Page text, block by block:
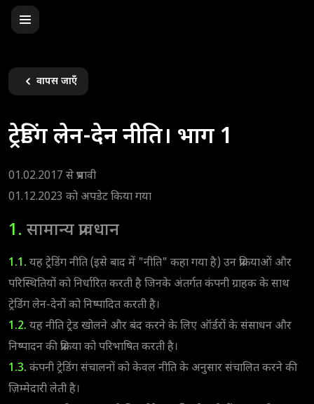
वापस जाएँ
ट्रेडिंग लेन-देन नीति। भाग 1
01.02.2017 से प्रभावी
01.12.2023 को अपडेट किया गया
1. सामान्य प्रावधान
1.1. यह ट्रेडिंग नीति (इसे बाद में "नीति" कहा गया है) उन प्रक्रियाओं और
परिस्थितियों को निर्धारित करती है जिनके अंतर्गत कंपनी ग्राहक के साथ
ट्रेडिंग लेन-देनों को निष्पादित करती है।
1.2. यह नीति ट्रेड खोलने और बंद करने के लिए ऑर्डरों के संसाधन और
निष्पादन की प्रक्रिया को परिभाषित करती है।
1.3. कंपनी ट्रेडिंग संचालनों को केवल नीति के अनुसार संचालित करने की
ज़िम्मेदारी लेती है।